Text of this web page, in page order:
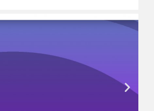
педагогический
им. Д. Банзарова